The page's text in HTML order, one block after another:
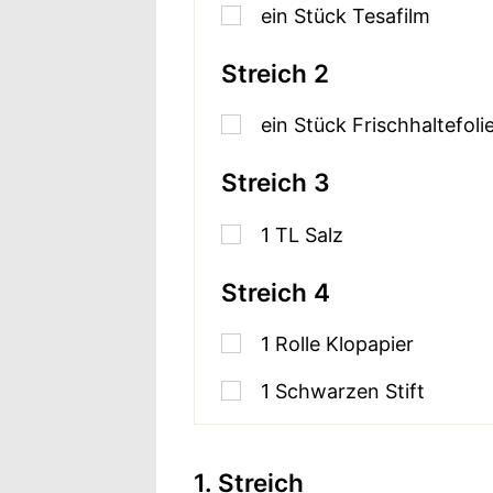
ein Stück Tesafilm
Streich 2
ein Stück
Streich 3
1 TL Salz
Streich 4
1 Rolle Klopapier
1 Schwarzen Stift
1. Streich